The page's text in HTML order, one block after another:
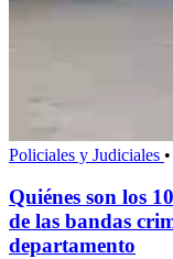
Policiales y Judiciales •
Quiénes son los
de las bandas
departamento